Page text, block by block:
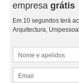
empresa grátis
Em 10 segundos terá
Arquitectura,